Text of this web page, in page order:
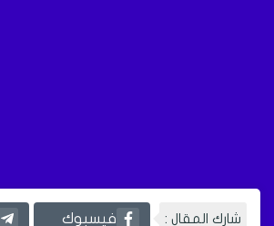
شارك المقال : فيسبوك